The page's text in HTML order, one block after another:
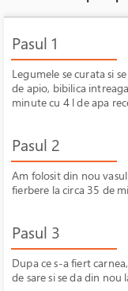
Pasul 1
Legumele se curata si
de apio, bibilica
minute cu 4 l de apa
Pasul 2
Am folosit din nou
fierbere la circa 35 de
Pasul 3
Dupa ce s-a fiert
de sare si se da din nou